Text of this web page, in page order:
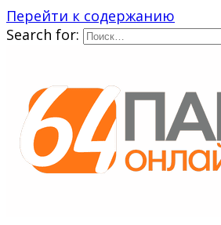
Перейти к содержанию
Search for: